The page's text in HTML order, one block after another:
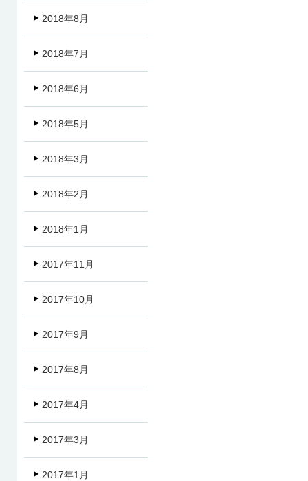
2018年8月
2018年7月
2018年6月
2018年5月
2018年3月
2018年2月
2018年1月
2017年11月
2017年10月
2017年9月
2017年8月
2017年4月
2017年3月
2017年1月